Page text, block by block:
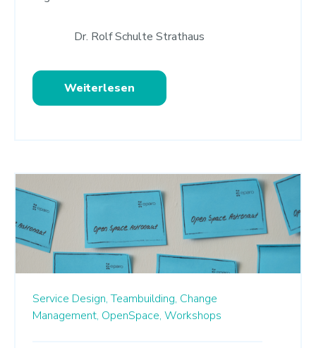
Dr. Rolf Schulte Strathaus
Weiterlesen
Service Design, Teambuilding, Change
Management, OpenSpace, Workshops